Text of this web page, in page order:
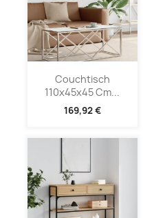
Couchtisch
110x45x45 Cm...
169,92 €